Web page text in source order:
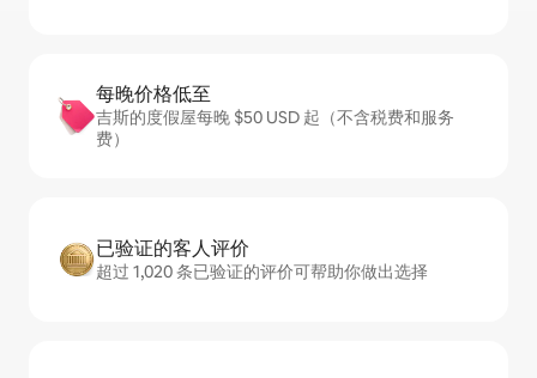
每晚价格低至
吉斯的度假屋每晚 $50 USD 起（不含税费和服务
费）
已验证的客人评价
超过 1,020 条已验证的评价可帮助你做出选择